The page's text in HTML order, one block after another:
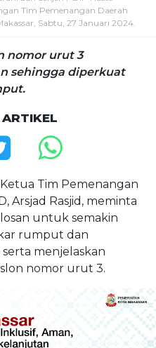
Tim Pemenangan Daerah
Sabtu, 27 Januari 2024.
nomor urut 3
sehingga diperkuat
Ketua Tim Pemenangan
Arsjad Rasjid, meminta
untuk semakin
rumput dan
menjelaskan
nomor urut 3.